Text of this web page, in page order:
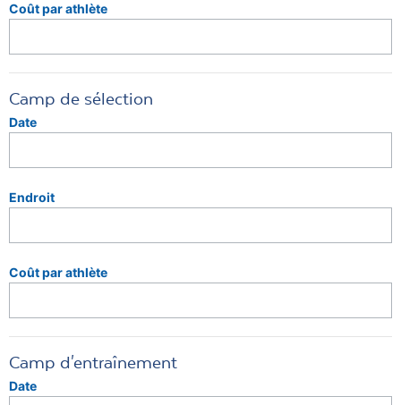
Coût par athlète
Camp de sélection
Date
Endroit
Coût par athlète
Camp d'entraînement
Date